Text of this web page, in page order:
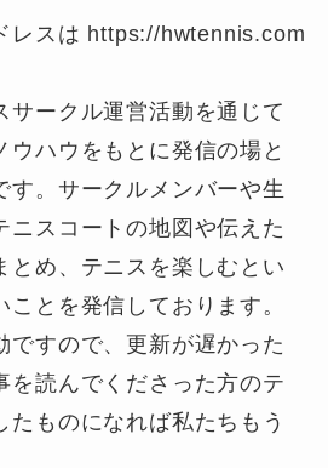
レスは https://hwtennis.com
サークル運営活動を通じて
ウハウをもとに発信の場と
す。サークルメンバーや生
ニスコートの地図や伝えた
とめ、テニスを楽しむとい
ことを発信しております。
ですので、更新が遅かった
を読んでくださった方のテ
たものになれば私たちもう